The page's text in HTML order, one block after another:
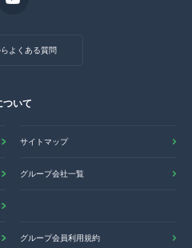
よくある質問
ついて
サイトマップ
グループ会社一覧
グループ会員利用規約